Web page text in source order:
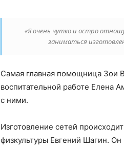
«Я очень чутко и остро
заниматься
Самая главная помощница Зои
воспитательной работе Елена
с ними.
Изготовление сетей
физкультуры Евгений Шагин.